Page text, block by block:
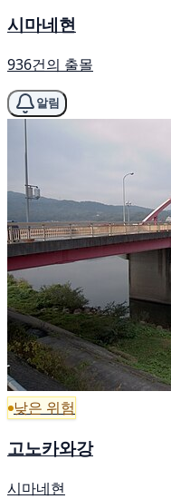
시마네현
936건의 출몰
알림
낮은 위험
고노카와강
시마네현